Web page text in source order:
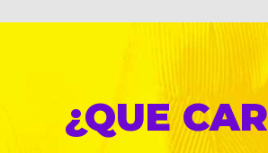
¿QUE